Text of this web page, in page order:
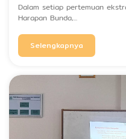
Dalam setiap pertemuan
Harapan Bunda,...
Selengkapnya